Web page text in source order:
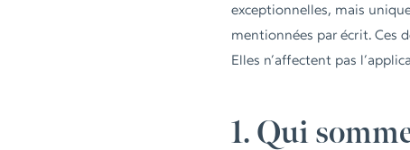
exceptionnelles, mais
mentionnées par écrit. Ces
Elles n’affectent pas
1. Qui